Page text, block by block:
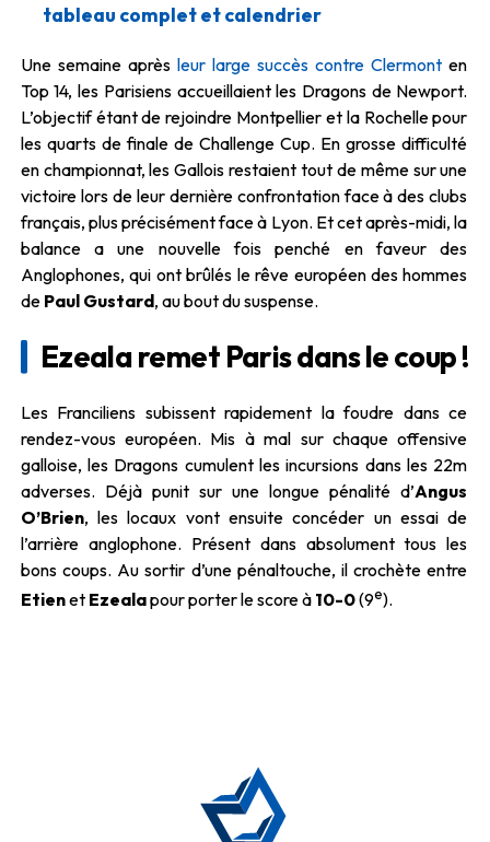
tableau complet et calendrier
Une semaine après leur large succès contre Clermont en
Top 14, les Parisiens accueillaient les Dragons de Newport.
L’objectif étant de rejoindre Montpellier et la Rochelle pour
les quarts de finale de Challenge Cup. En grosse difficulté
en championnat, les Gallois restaient tout de même sur une
victoire lors de leur dernière confrontation face à des clubs
français, plus précisément face à Lyon. Et cet après-midi, la
balance a une nouvelle fois penché en faveur des
Anglophones, qui ont brûlés le rêve européen des hommes
de Paul Gustard, au bout du suspense.
Ezeala remet Paris dans le coup !
Les Franciliens subissent rapidement la foudre dans ce
rendez-vous européen. Mis à mal sur chaque offensive
galloise, les Dragons cumulent les incursions dans les 22m
adverses. Déjà punit sur une longue pénalité d’Angus
O’Brien, les locaux vont ensuite concéder un essai de
l’arrière anglophone. Présent dans absolument tous les
bons coups. Au sortir d’une pénaltouche, il crochète entre
Etienet Ezealapour porter le score à 10-0(9e).